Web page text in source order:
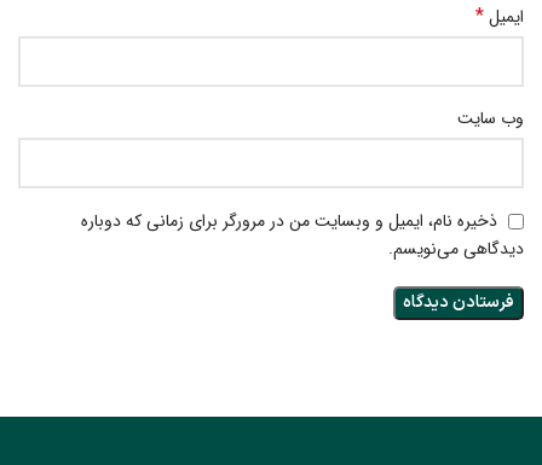
ایمیل*
وب‌ سایت
ذخیره نام، ایمیل و وبسایت من در مرورگر برای زمانی که دوباره
دیدگاهی می‌نویسم.